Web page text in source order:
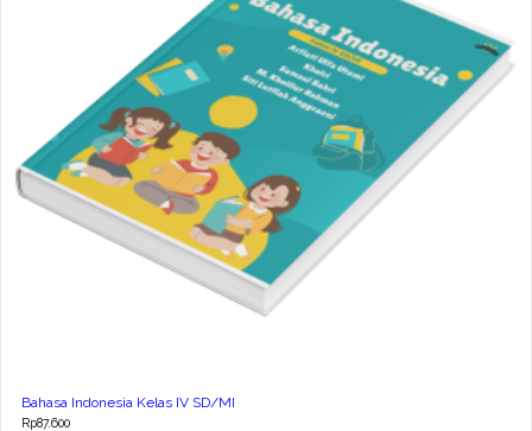
Bahasa Indonesia Kelas IV SD/MI
Rp87.600